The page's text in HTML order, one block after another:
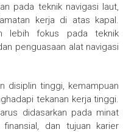
pada teknik navigasi laut,
kerja di atas kapal.
lebih fokus pada teknik
penguasaan alat navigasi
disiplin tinggi, kemampuan
tekanan kerja tinggi.
didasarkan pada minat
dan tujuan karier